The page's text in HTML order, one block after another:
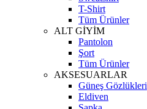
T-Shirt
Tüm Ürünler
ALT GİYİM
Pantolon
Şort
Tüm Ürünler
AKSESUARLAR
Güneş Gözlükleri
Eldiven